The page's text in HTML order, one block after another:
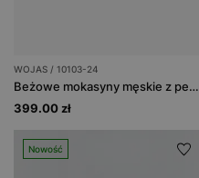
WOJAS / 10103-24
Beżowe mokasyny męskie z perforowaną skórą
399.00 zł
Nowość